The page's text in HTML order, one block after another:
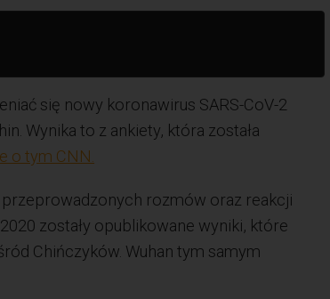
się nowy koronawirus SARS-CoV-2
Wynika to z ankiety, która została
o tym CNN.
przeprowadzonych rozmów oraz reakcji
zostały opublikowane wyniki, które
Chińczyków. Wuhan tym samym